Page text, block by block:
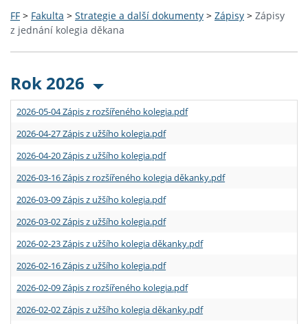
FF > Fakulta > Strategie a další dokumenty > Zápisy > Zápisy
z jednání kolegia děkana
Rok 2026
2026-05-04 Zápis z rozšířeného kolegia.pdf
2026-04-27 Zápis z užšího kolegia.pdf
2026-04-20 Zápis z užšího kolegia.pdf
2026-03-16 Zápis z rozšířeného kolegia děkanky.pdf
2026-03-09 Zápis z užšího kolegia.pdf
2026-03-02 Zápis z užšího kolegia.pdf
2026-02-23 Zápis z užšího kolegia děkanky.pdf
2026-02-16 Zápis z užšího kolegia.pdf
2026-02-09 Zápis z rozšířeného kolegia.pdf
2026-02-02 Zápis z užšího kolegia děkanky.pdf